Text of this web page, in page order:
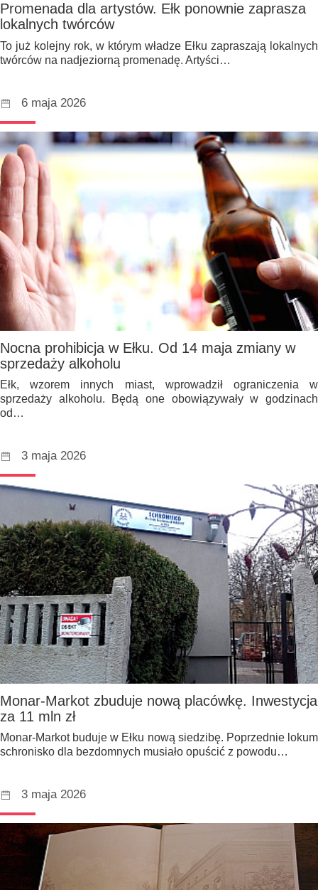
Promenada dla artystów. Ełk ponownie zaprasza
lokalnych twórców
To już kolejny rok, w którym władze Ełku zapraszają lokalnych
twórców na nadjeziorną promenadę. Artyści…
6 maja 2026
Nocna prohibicja w Ełku. Od 14 maja zmiany w
sprzedaży alkoholu
Ełk, wzorem innych miast, wprowadził ograniczenia w
sprzedaży alkoholu. Będą one obowiązywały w godzinach
od…
3 maja 2026
Monar-Markot zbuduje nową placówkę. Inwestycja
za 11 mln zł
Monar-Markot buduje w Ełku nową siedzibę. Poprzednie lokum
schronisko dla bezdomnych musiało opuścić z powodu…
3 maja 2026